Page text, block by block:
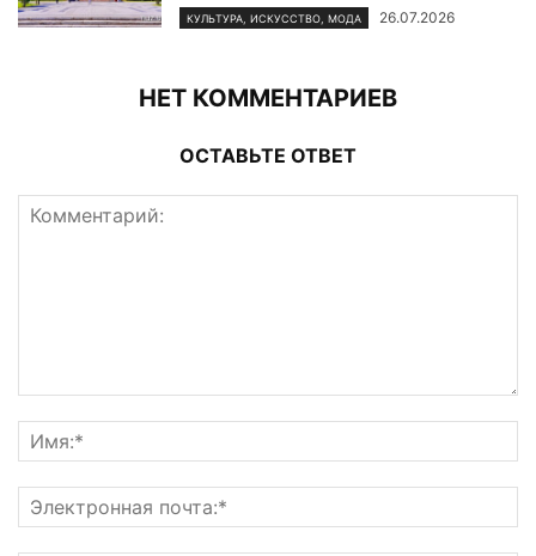
КУЛЬТУРА, ИСКУССТВО, МОДА 26.07.2026
НЕТ КОММЕНТАРИЕВ
ОСТАВЬТЕ ОТВЕТ